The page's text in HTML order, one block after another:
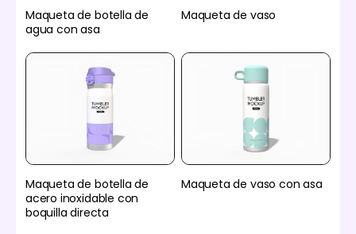
Maqueta de botella de
agua con asa
Maqueta de vaso
Maqueta de botella de
acero inoxidable con
boquilla directa
Maqueta de vaso con asa